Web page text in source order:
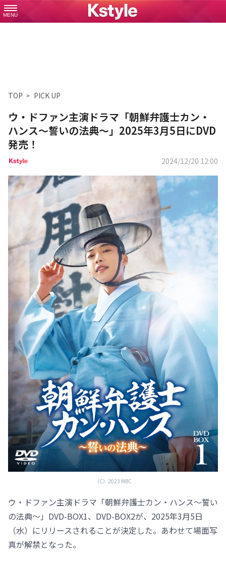
MENU
TOP PICK UP
ウ・ドファン主演ドラマ「朝鮮弁護士カン・
ハンス～誓いの法典～」2025年3月5日にDVD
発売！
2024/12/20 12:00
（C）2023 MBC
ウ・ドファン主演ドラマ「朝鮮弁護士カン・ハンス～誓い
の法典～」DVD-BOX1、DVD-BOX2が、2025年3月5日
（水）にリリースされることが決定した。あわせて場面写
真が解禁となった。